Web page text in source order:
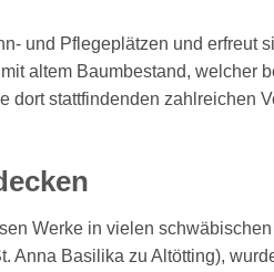
und Pflegeplätzen und erfreut
altem Baumbestand, welcher
dort stattfindenden zahlreichen
Werke in vielen
Anna Basilika zu Altötting),